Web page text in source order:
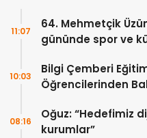
64. Mehmetçik
gününde spor ve
11:07
Bilgi Çemberi
Öğrencilerinden
10:03
Oğuz: “Hedefimiz
kurumlar”
08:16